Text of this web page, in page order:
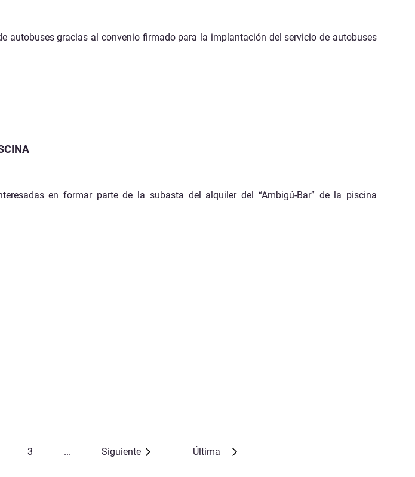
autobuses gracias al convenio firmado para la implantación del servicio de autobuses
en formar parte de la subasta del alquiler del “Ambigú-Bar” de la piscina
3 ... Siguiente Última